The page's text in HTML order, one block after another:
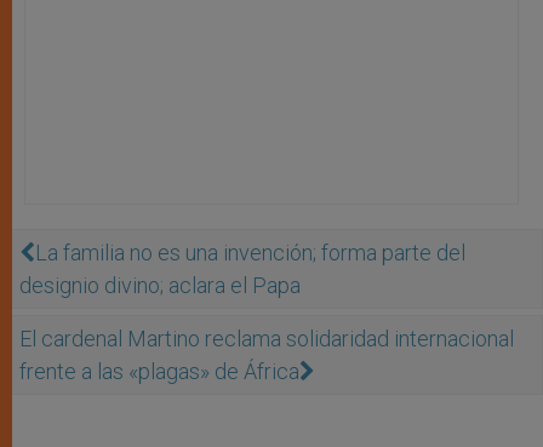
La familia no es una invención; forma parte del
designio divino; aclara el Papa
El cardenal Martino reclama solidaridad internacional
frente a las «plagas» de África